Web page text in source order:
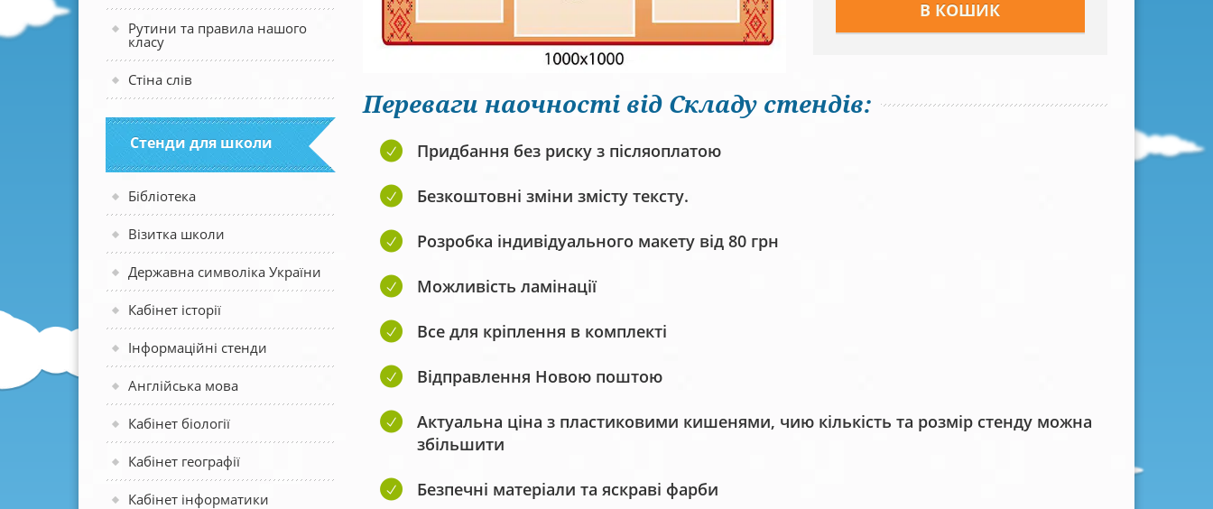
Рутини та правила нашого
класу
Стіна слів
Стенди для школи
Бібліотека
Візитка школи
Державна символіка України
Кабінет історії
Інформаційні стенди
Англійська мова
Кабінет біології
Кабінет географії
Кабінет інформатики
Переваги наочності від Складу стендів:
Придбання без риску з післяоплатою
Безкоштовні зміни змісту тексту.
Розробка індивідуального макету від 80 грн
Можливість ламінації
Все для кріплення в комплекті
Відправлення Новою поштою
Актуальна ціна з пластиковими кишенями, чию кількість та розмір стенду можна
збільшити
Безпечні матеріали та яскраві фарби